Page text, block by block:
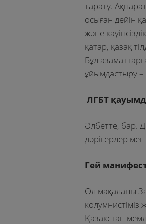
тарату.
осыған дейін
және
қатар, қазақ
Бұл
ұйымдастыру –
ЛГБТ
Әлбетте, бар.
дәрігерлер
Гей
Ол мақаланы
колумнистіміз
Қазақстан